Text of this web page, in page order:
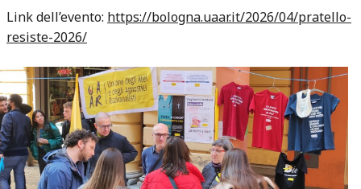
Link dell’evento: https://bologna.uaar.it/2026/04/pratello-
resiste-2026/